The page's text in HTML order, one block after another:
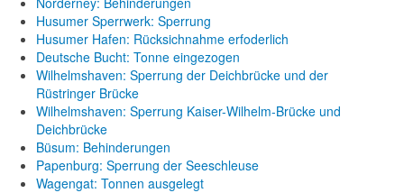
Husumer Sperrwerk: Sperrung
Husumer Hafen: Rücksichnahme erfoderlich
Deutsche Bucht: Tonne eingezogen
Wilhelmshaven: Sperrung der Deichbrücke und der
Rüstringer Brücke
Wilhelmshaven: Sperrung Kaiser-Wilhelm-Brücke und
Deichbrücke
Büsum: Behinderungen
Papenburg: Sperrung der Seeschleuse
Wagengat: Tonnen ausgelegt